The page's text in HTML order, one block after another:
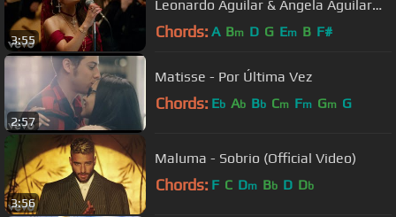
3:55
Leonardo Aguilar & Ángela Aguilar
(Performance Video)
Chords: A Bm D G Em B F#
2:57
Matisse - Por Última Vez
Chords: Eb Ab Bb Cm Fm Gm G
3:56
Maluma - Sobrio (Official Video)
Chords: F C Dm Bb D Db